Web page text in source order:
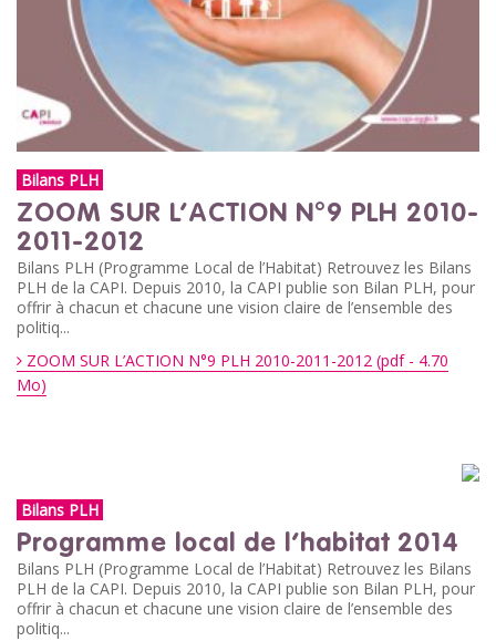
Bilans PLH
ZOOM SUR L’ACTION N°9 PLH 2010-
2011-2012
Bilans PLH (Programme Local de l’Habitat) Retrouvez les Bilans
PLH de la CAPI. Depuis 2010, la CAPI publie son Bilan PLH, pour
offrir à chacun et chacune une vision claire de l’ensemble des
politiq...
ZOOM SUR L’ACTION N°9 PLH 2010-2011-2012 (pdf - 4.70
Mo)
Bilans PLH
Programme local de l’habitat 2014
Bilans PLH (Programme Local de l’Habitat) Retrouvez les Bilans
PLH de la CAPI. Depuis 2010, la CAPI publie son Bilan PLH, pour
offrir à chacun et chacune une vision claire de l’ensemble des
politiq...